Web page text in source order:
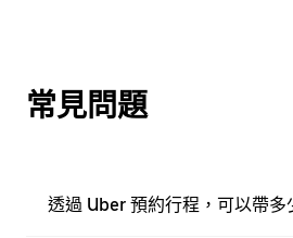
常見問題
透過 Uber 預約行程，可以帶多